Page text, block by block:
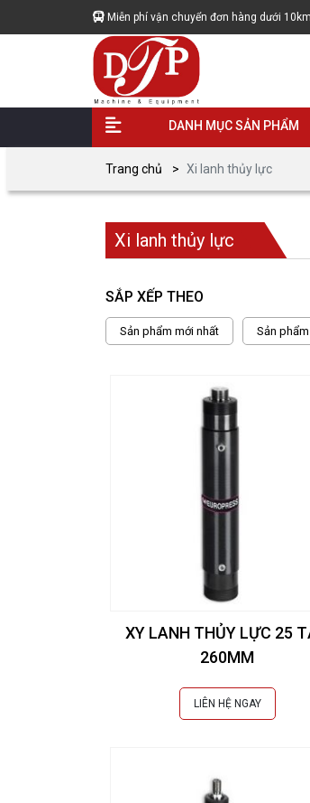
Miễn phí vận chuyển đơn hàng dưới 10km
DANH MỤC SẢN PHẨM
Trang chủ Xi lanh thủy lực
Xi lanh thủy lực
SẮP XẾP THEO
Sản phẩm mới nhất Sản
XY LANH THỦY LỰC 25
260MM
LIÊN HỆ NGAY